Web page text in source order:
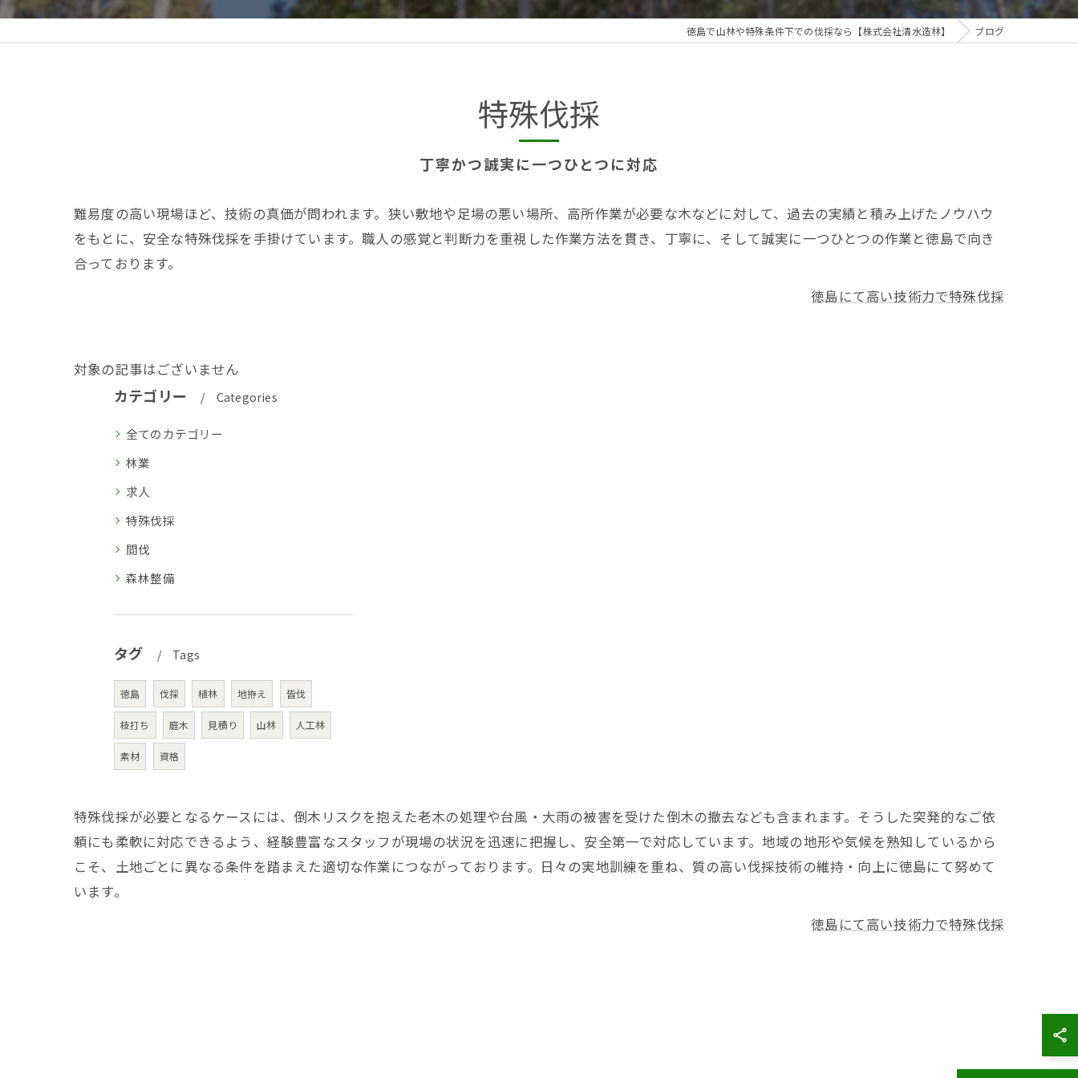
徳島で山林や特殊条件下での伐採なら【株式会社清水造林】 ブログ
特殊伐採
丁寧かつ誠実に一つひとつに対応
難易度の高い現場ほど、技術の真価が問われます。狭い敷地や足場の悪い場所、高所作業が必要な木などに対して、過去の実績と積み上げたノウハウ
をもとに、安全な特殊伐採を手掛けています。職人の感覚と判断力を重視した作業方法を貫き、丁寧に、そして誠実に一つひとつの作業と徳島で向き
合っております。
徳島にて高い技術力で特殊伐採
対象の記事はございません
カテゴリー Categories
全てのカテゴリー
林業
求人
特殊伐採
間伐
森林整備
タグ Tags
徳島 伐採 植林 地拵え 皆伐
枝打ち 庭木 見積り 山林 人工林
素材 資格
特殊伐採が必要となるケースには、倒木リスクを抱えた老木の処理や台風・大雨の被害を受けた倒木の撤去なども含まれます。そうした突発的なご依
頼にも柔軟に対応できるよう、経験豊富なスタッフが現場の状況を迅速に把握し、安全第一で対応しています。地域の地形や気候を熟知しているから
こそ、土地ごとに異なる条件を踏まえた適切な作業につながっております。日々の実地訓練を重ね、質の高い伐採技術の維持・向上に徳島にて努めて
います。
徳島にて高い技術力で特殊伐採